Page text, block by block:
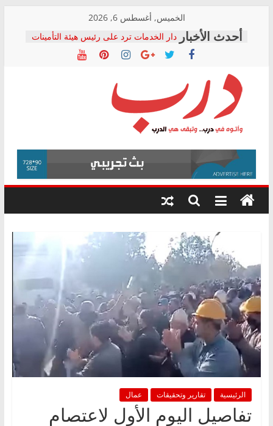
content
الخميس, أغسطس 6, 2026
متابعة قضية الدكتور محمد زهران.. ويؤكد:
قرينة البراءة وضمانات المحاكمة العادلة
بعد مؤتمره الصحفي: إنكار الأزمة لا ينهي
معاناة أصحاب المعاشات.. ونطالب بكشف
الشركة المنفذة
فرحات سليمان يكتب: القطاع الصحي إلى
حزب التحالف الشعبي يطلق لجنة “الحق
في الصحة” بالإسكندرية لرصد الانتهاكات
صور .. اعتماد الرسومات النهائية للقرار
الوزاري لمدينة الصحفيين.. وانتهاء أعمال
إنشاء المبنى الإداري
درب
وأتوه
درب..
وتبقى
هي
الرئيسية تقارير وتحقيقات عمال
تفاصيل اليوم الأول لاعتصام